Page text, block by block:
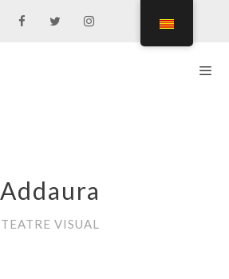
Addaura
TEATRE VISUAL